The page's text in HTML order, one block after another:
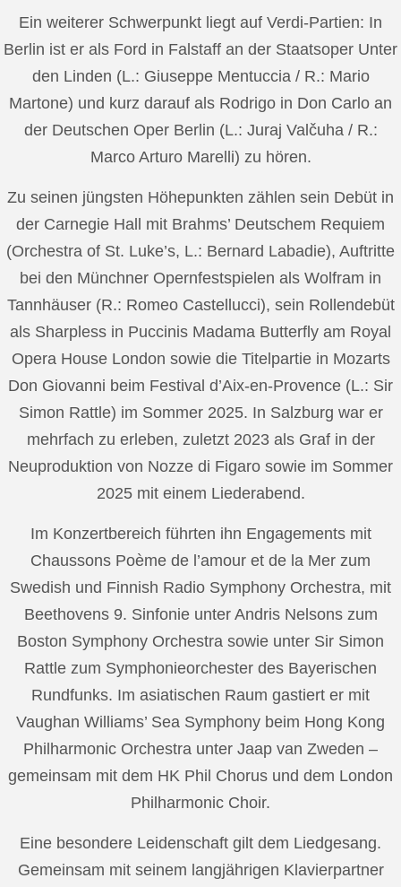
Ein weiterer Schwerpunkt liegt auf Verdi-Partien: In
Berlin ist er als Ford in Falstaff an der Staatsoper Unter
den Linden (L.: Giuseppe Mentuccia / R.: Mario
Martone) und kurz darauf als Rodrigo in Don Carlo an
der Deutschen Oper Berlin (L.: Juraj Valčuha / R.:
Marco Arturo Marelli) zu hören.
Zu seinen jüngsten Höhepunkten zählen sein Debüt in
der Carnegie Hall mit Brahms’ Deutschem Requiem
(Orchestra of St. Luke’s, L.: Bernard Labadie), Auftritte
bei den Münchner Opernfestspielen als Wolfram in
Tannhäuser (R.: Romeo Castellucci), sein Rollendebüt
als Sharpless in Puccinis Madama Butterfly am Royal
Opera House London sowie die Titelpartie in Mozarts
Don Giovanni beim Festival d’Aix-en-Provence (L.: Sir
Simon Rattle) im Sommer 2025. In Salzburg war er
mehrfach zu erleben, zuletzt 2023 als Graf in der
Neuproduktion von Nozze di Figaro sowie im Sommer
2025 mit einem Liederabend.
Im Konzertbereich führten ihn Engagements mit
Chaussons Poème de l’amour et de la Mer zum
Swedish und Finnish Radio Symphony Orchestra, mit
Beethovens 9. Sinfonie unter Andris Nelsons zum
Boston Symphony Orchestra sowie unter Sir Simon
Rattle zum Symphonieorchester des Bayerischen
Rundfunks. Im asiatischen Raum gastiert er mit
Vaughan Williams’ Sea Symphony beim Hong Kong
Philharmonic Orchestra unter Jaap van Zweden –
gemeinsam mit dem HK Phil Chorus und dem London
Philharmonic Choir.
Eine besondere Leidenschaft gilt dem Liedgesang.
Gemeinsam mit seinem langjährigen Klavierpartner